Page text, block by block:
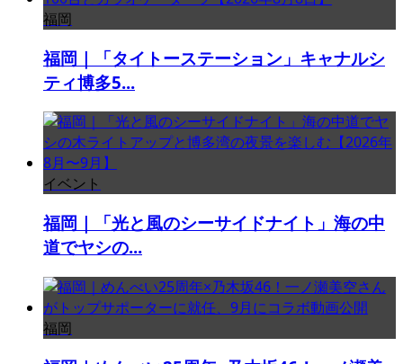
福岡
福岡｜「タイトーステーション」キャナルシ
ティ博多5...
イベント
福岡｜「光と風のシーサイドナイト」海の中
道でヤシの...
福岡